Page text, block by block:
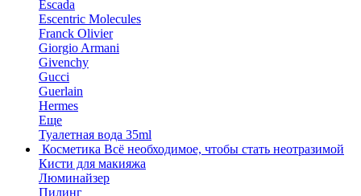
Escada
Escentric Molecules
Franck Olivier
Giorgio Armani
Givenchy
Gucci
Guerlain
Hermes
Еще
Туалетная вода 35ml
Косметика Всё необходимое, чтобы стать неотразимой
Кисти для макияжа
Люминайзер
Пилинг